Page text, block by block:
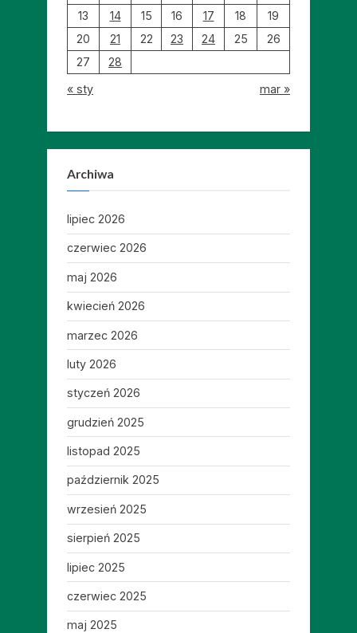
13
14 15 16 17 18
19
20
21 22 23 24 25
26
27
28
« sty mar »
Archiwa
lipiec 2026
czerwiec 2026
maj 2026
kwiecień 2026
marzec 2026
luty 2026
styczeń 2026
grudzień 2025
listopad 2025
październik 2025
wrzesień 2025
sierpień 2025
lipiec 2025
czerwiec 2025
maj 2025